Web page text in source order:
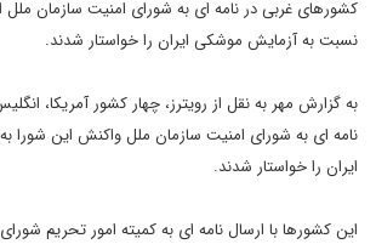
کشورهای غربی در نامه ای به شورای امنیت سازمان ملل
نسبت به آزمایش موشکی ایران را خواستار شدند.
به گزارش مهر به نقل از رویترز، چهار کشور آمریکا،
نامه ای به شورای امنیت سازمان ملل واکنش این شورا
ایران را خواستار شدند.
این کشورها با ارسال نامه ای به کمیته امور تحریم